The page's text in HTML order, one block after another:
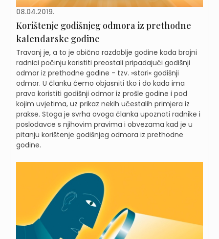
08.04.2019.
Korištenje godišnjeg odmora iz prethodne
kalendarske godine
Travanj je, a to je obično razdoblje godine kada brojni
radnici počinju koristiti preostali pripadajući godišnji
odmor iz prethodne godine - tzv. »stari« godišnji
odmor. U članku ćemo objasniti tko i do kada ima
pravo koristiti godišnji odmor iz prošle godine i pod
kojim uvjetima, uz prikaz nekih učestalih primjera iz
prakse. Stoga je svrha ovoga članka upoznati radnike i
poslodavce s njihovim pravima i obvezama kad je u
pitanju korištenje godišnjeg odmora iz prethodne
godine.